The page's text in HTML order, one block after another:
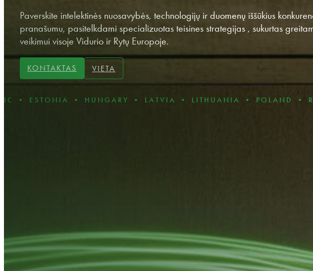
Paverskite intelektinės nuosavybės, technologijų ir duomenų iššūkius
pranašumu, pasitelkdami specializuotas teisines strategijas , sukurtas
veikimui visoje Vidurio ir Rytų Europoje.
KONTAKTAS VIETA
• HUNGARY • LATVIA • LITHUANIA • POLAND •